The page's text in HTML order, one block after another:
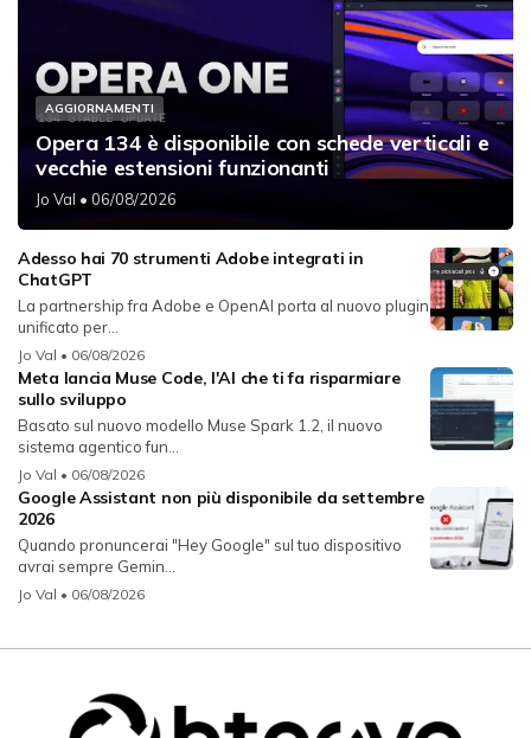
AGGIORNAMENTI
Opera 134 è disponibile con schede verticali e
vecchie estensioni funzionanti
Jo Val • 06/08/2026
Adesso hai 70 strumenti Adobe integrati in
ChatGPT
La partnership fra Adobe e OpenAI porta al nuovo plugin
unificato per...
Jo Val • 06/08/2026
Meta lancia Muse Code, l'AI che ti fa risparmiare
sullo sviluppo
Basato sul nuovo modello Muse Spark 1.2, il nuovo
sistema agentico fun...
Jo Val • 06/08/2026
Google Assistant non più disponibile da settembre
2026
Quando pronuncerai "Hey Google" sul tuo dispositivo
avrai sempre Gemin...
Jo Val • 06/08/2026